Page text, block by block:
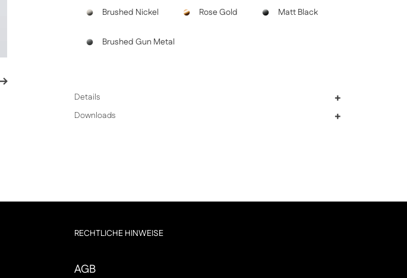
Brushed Nickel Rose Gold Matt Black
Brushed Gun Metal
Details +
Downloads +
Weiter
RECHTLICHE HINWEISE
AGB